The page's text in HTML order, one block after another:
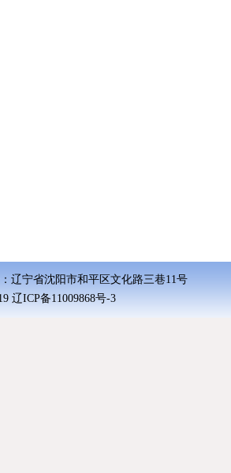
辽宁省沈阳市和平区文化路三巷11号
辽ICP备11009868号-3